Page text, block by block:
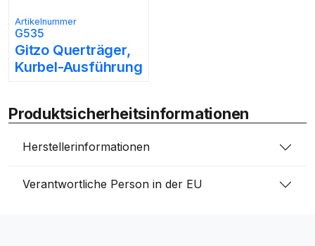
Artikelnummer
G535
Gitzo Querträger,
Kurbel-Ausführung
Produktsicherheitsinformationen
Herstellerinformationen
Verantwortliche Person in der EU